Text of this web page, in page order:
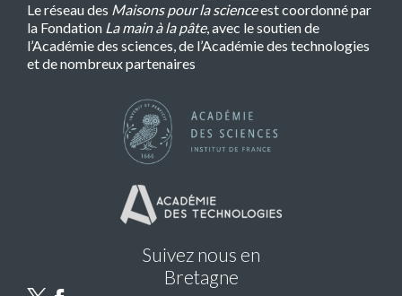
Le réseau des Maisons pour la scienceest coordonné par
la Fondation La main à la pâte, avec le soutien de
l’Académie des sciences, de l’Académie des technologies
et de nombreux partenaires
Suivez nous en
Bretagne